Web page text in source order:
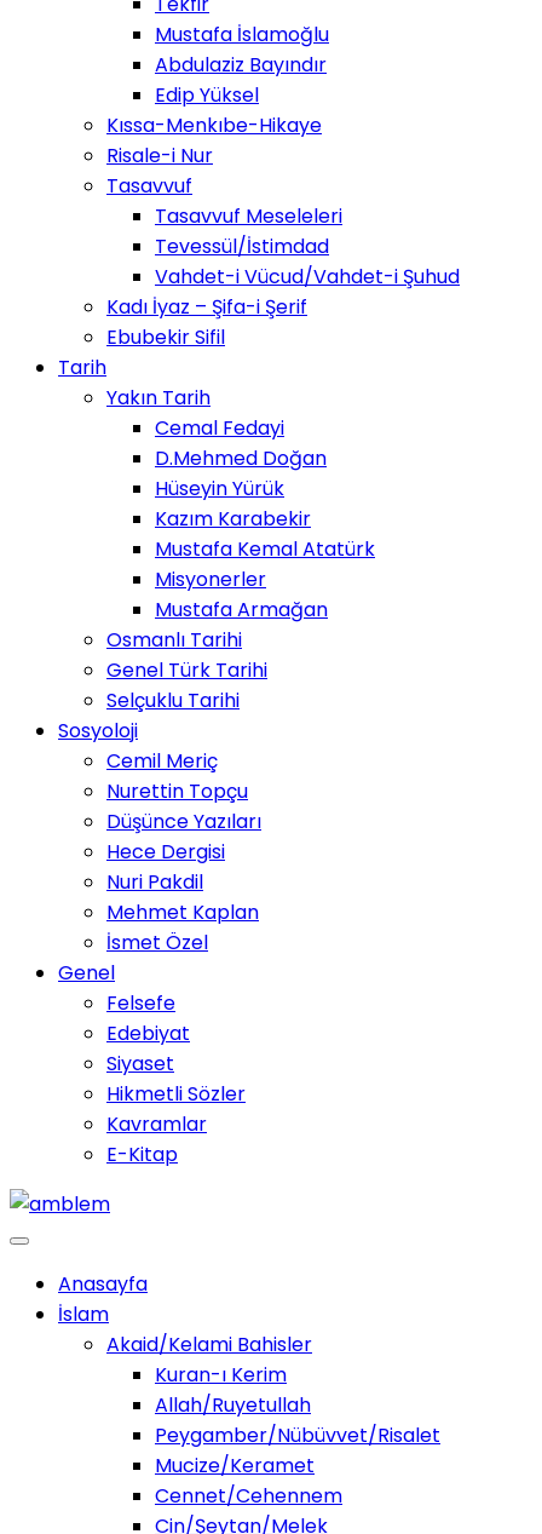
Mustafa İslamoğlu
Abdulaziz Bayındır
Edip Yüksel
Kıssa-Menkıbe-Hikaye
Risale-i Nur
Tasavvuf
Tasavvuf Meseleleri
Tevessül/İstimdad
Vahdet-i Vücud/Vahdet-i Şuhud
Kadı İyaz – Şifa-i Şerif
Ebubekir Sifil
Tarih
Yakın Tarih
Cemal Fedayi
D.Mehmed Doğan
Hüseyin Yürük
Kazım Karabekir
Mustafa Kemal Atatürk
Misyonerler
Mustafa Armağan
Osmanlı Tarihi
Genel Türk Tarihi
Selçuklu Tarihi
Sosyoloji
Cemil Meriç
Nurettin Topçu
Düşünce Yazıları
Hece Dergisi
Nuri Pakdil
Mehmet Kaplan
İsmet Özel
Genel
Felsefe
Edebiyat
Siyaset
Hikmetli Sözler
Kavramlar
E-Kitap
Anasayfa
İslam
Akaid/Kelami Bahisler
Kuran-ı Kerim
Allah/Ruyetullah
Peygamber/Nübüvvet/Risalet
Mucize/Keramet
Cennet/Cehennem
Cin/Şeytan/Melek